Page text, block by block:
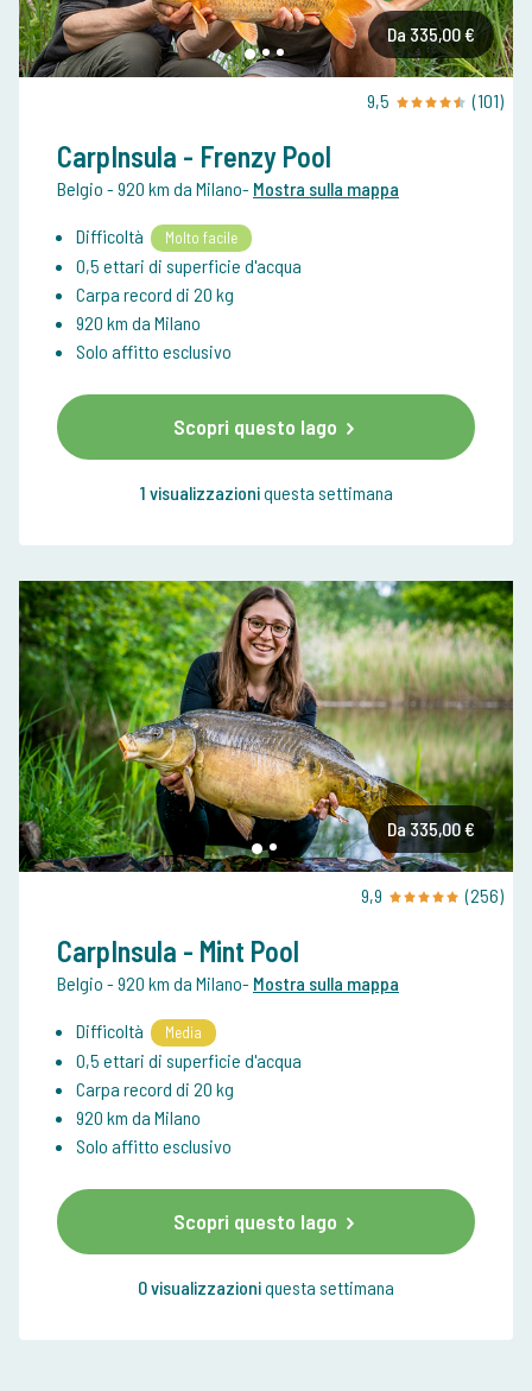
Da 335,00 €
9,5 (101)
CarpInsula - Frenzy Pool
Belgio - 920 km da Milano- Mostra sulla mappa
Difficoltà Molto facile
0,5 ettari di superficie d'acqua
Carpa record di 20 kg
920 km da Milano
Solo affitto esclusivo
Scopri questo lago
1 visualizzazioniquesta settimana
Da 335,00 €
9,9 (256)
CarpInsula - Mint Pool
Belgio - 920 km da Milano- Mostra sulla mappa
Difficoltà Media
0,5 ettari di superficie d'acqua
Carpa record di 20 kg
920 km da Milano
Solo affitto esclusivo
Scopri questo lago
0 visualizzazioniquesta settimana